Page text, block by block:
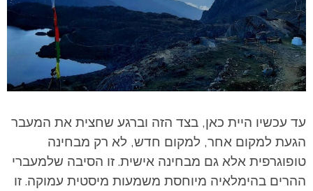
עד עכשיו היית כאן, בצד הזה וברגע שחצית את המעבר
הגעת למקום אחר, למקום חדש, לא רק מבחינה
טופוגרפית אלא גם מבחינה אישית. זו הסיבה שלמעברי
ההרים בהימלאיה מיוחסת משמעות מיסטית עמוקה. זו